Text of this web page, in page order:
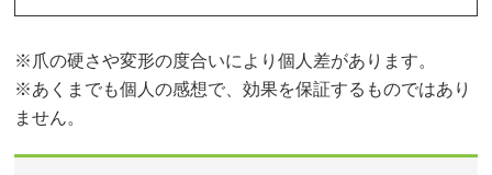
※爪の硬さや変形の度合いにより個人差があります。
※あくまでも個人の感想で、効果を保証するものではあり
ません。